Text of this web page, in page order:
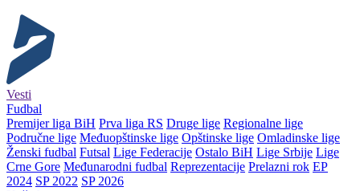
Vesti
Fudbal
Premijer liga BiH Prva liga RS Druge lige Regionalne lige
Područne lige Međuopštinske lige Opštinske lige Omladinske lige
Ženski fudbal Futsal Lige Federacije Ostalo BiH Lige Srbije Lige
Crne Gore Međunarodni fudbal Reprezentacije Prelazni rok EP
2024 SP 2022 SP 2026